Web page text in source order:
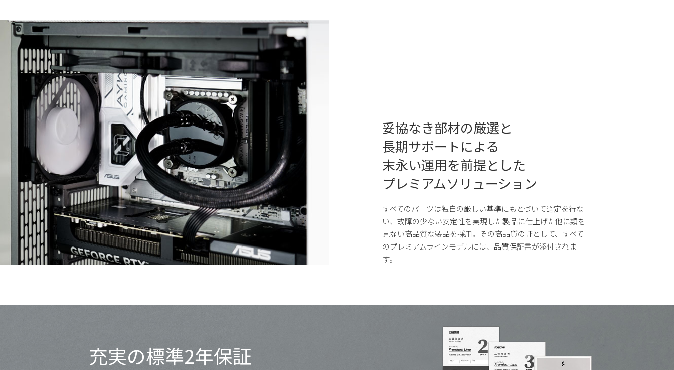
妥協なき部材の厳選と
長期サポートによる
末永い運用を前提とした
プレミアムソリューション
すべてのパーツは独自の厳しい基準にもとづいて選定を行な
い、故障の少ない安定性を実現した製品に仕上げた他に類を
見ない高品質な製品を採用。その高品質の証として、すべて
のプレミアムラインモデルには、品質保証書が添付されま
す。
充実の標準2年保証